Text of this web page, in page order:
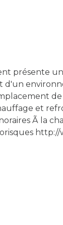
présente
d'un
et
Ã la